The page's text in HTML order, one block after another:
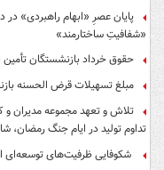
پایان عصرِ «ابهام راهبردی» در
«شفافیتِ ساختارمند»
حقوق خرداد بازنشستگان تأمین
مبلغ تسهیلات قرض الحسنه بازنشستگان به ۶۰
تلاش و تعهد مجموعه مدیران و
تداوم تولید در ایام جنگ رمضان،
شکوفایی ظرفیت‌های توسعه‌ای